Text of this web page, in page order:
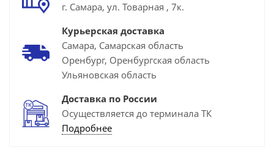
г. Самара, ул. Товарная , 7к.
Курьерская доставка
Самара, Самарская область
Оренбург, Оренбургская область
Ульяновская область
Доставка по России
Осуществляется до терминала ТК
Подробнее